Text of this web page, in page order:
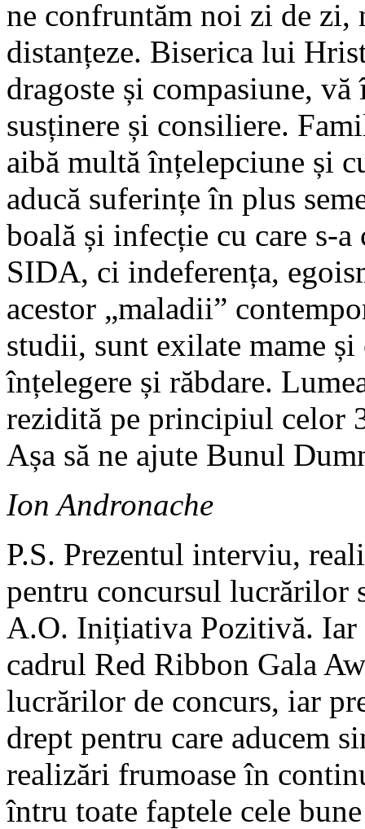
ne confruntăm noi zi de zi,
distanțeze. Biserica lui
dragoste și compasiune,
susținere și consiliere.
aibă multă înțelepciune și
aducă suferințe în plus
boală și infecție cu care s-
SIDA, ci indeferența,
acestor „maladii”
studii, sunt exilate mame
înțelegere și răbdare.
rezidită pe principiul celor
Așa să ne ajute Bunul
Ion Andronache
P.S. Prezentul interviu,
pentru concursul lucrărilor
A.O. Inițiativa Pozitivă. Iar
cadrul Red Ribbon Gala
lucrărilor de concurs, iar
drept pentru care aducem
realizări frumoase în
întru toate faptele cele